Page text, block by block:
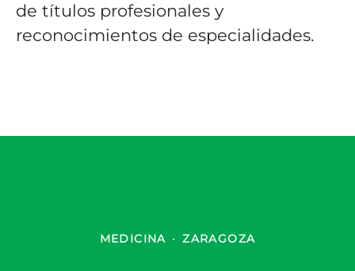
de títulos profesionales y
reconocimientos de especialidades.
MEDICINA · ZARAGOZA